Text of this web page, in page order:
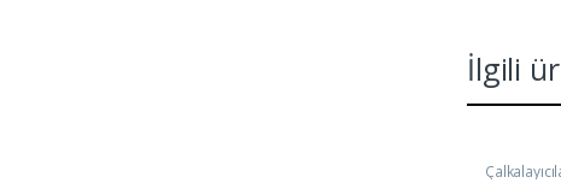
İlgili